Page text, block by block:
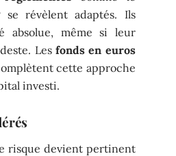
révèlent adaptés. Ils
absolue, même si leur
Les fonds en euros
cette approche
investi.
risque devient pertinent